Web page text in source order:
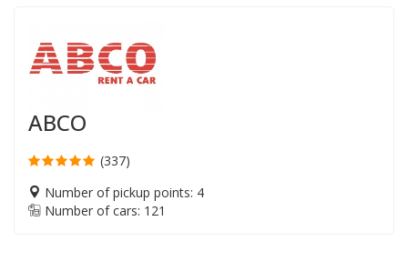
ABCO
(337)
Number of pickup points: 4
Number of cars: 121